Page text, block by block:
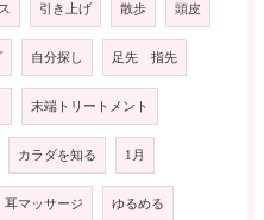
引き上げ 散歩 頭皮
自分探し 足先 指先
末端トリートメント
カラダを知る 1月
耳マッサージ ゆるめる